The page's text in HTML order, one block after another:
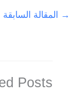
→ المقالة السابقة
Posts